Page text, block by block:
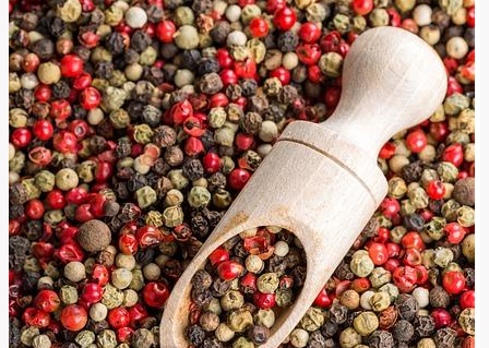
v
Anglicko-
Českém
Překladači